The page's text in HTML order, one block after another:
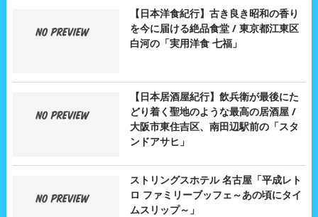
【日本洋食紀行】古き良き昭和の香り
を今に届ける絶品食堂 / 東京都江東区
白河の「実用洋食 七福」
【日本居酒屋紀行】飲兵衛が最後にた
どり着く聖地のような最高の居酒屋 /
大阪市東住吉区、南田辺駅前の「スタ
ンドアサヒ」
ストリングスホテル 名古屋「平成レト
ロ ファミリーブッフェ～あの頃にタイ
ムスリップ～」